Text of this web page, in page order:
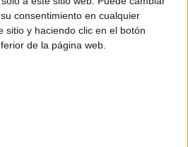
consentimiento en cualquier
sitio y haciendo clic en el botón
de la página web.
y al Estado, 10.511 euros por
perímetro que separa Ceuta de
porque los inmigrantes